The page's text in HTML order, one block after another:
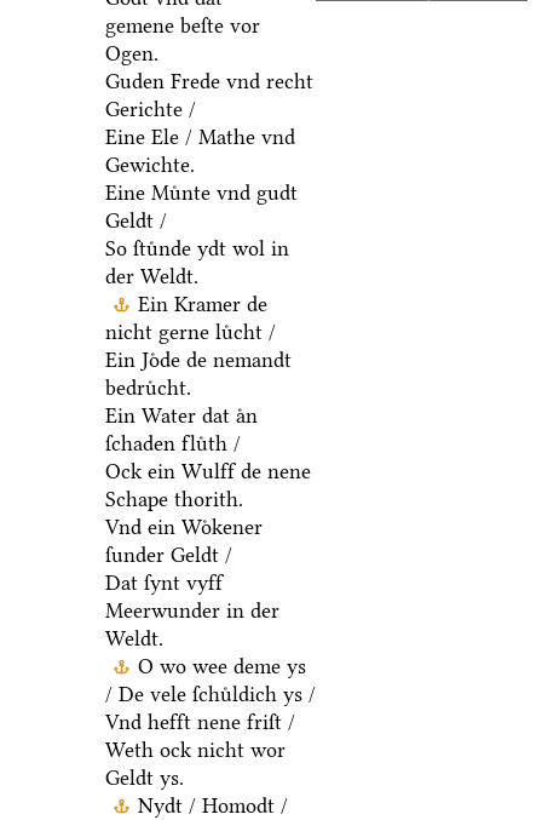
gemene beſte vor
Ogen.
Guden Frede vnd recht
Gerichte /
Eine Ele / Mathe vnd
Gewichte.
Eine Muͤnte vnd gudt
Geldt /
So ſtuͤnde ydt wol in
der Weldt.
Ein Kramer de
nicht gerne luͤcht /
Ein Joͤde de nemandt
bedruͤcht.
Ein Water dat aͤn
ſchaden fluͤth /
Ock ein Wulff de nene
Schape thorith.
Vnd ein Woͤkener
ſunder Geldt /
Dat ſynt vyff
Meerwunder in der
Weldt.
O wo wee deme ys
/ De vele ſchuͤldich ys /
Vnd hefft nene friſt /
Weth ock nicht wor
Geldt ys.
Nydt / Homodt /